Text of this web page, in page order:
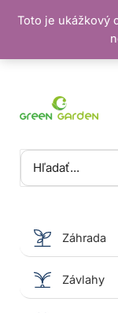
Toto je ukážkový
Vyhľadať:
Záhrada
Závlahy